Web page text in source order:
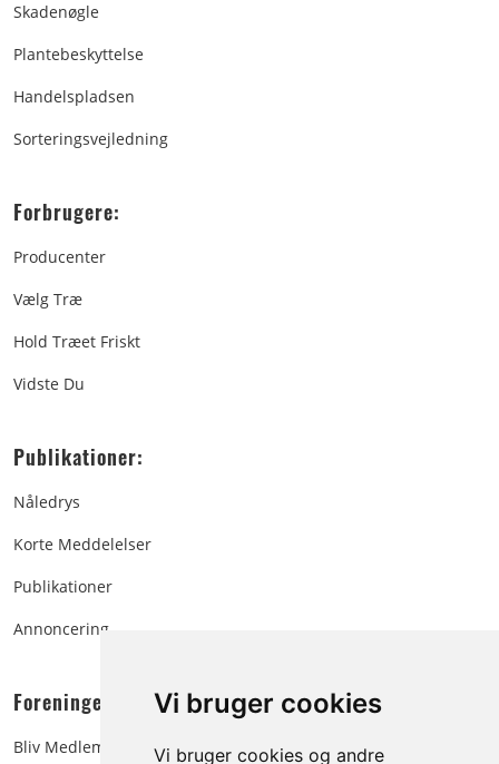
Vi bruger cookies
Vi bruger cookies og andre
Skadenøgle
Plantebeskyttelse
Handelspladsen
Sorteringsvejledning
Forbrugere:
Producenter
Vælg Træ
Hold Træet Friskt
Vidste Du
Publikationer:
Nåledrys
Korte Meddelelser
Publikationer
Annoncering
Foreningen:
Bliv Medlem